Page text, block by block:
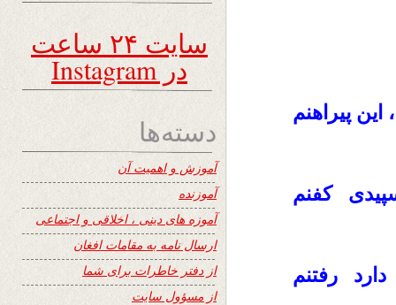
این پیراهنم
سپیدی کفنم
دارد رفتنم
سایت ۲۴ ساعت
در Instagram
دسته‌ها
آموزش و اهمیت آن
آموزنده
آموزه های دینی ، اخلاقی و اجتماعی
ارسال نامه به مقامات افغان
از دفتر خاطرات برای شما
از مسؤول سایت